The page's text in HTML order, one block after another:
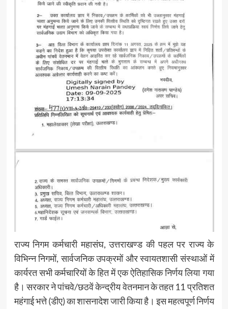
राज्य निगम कर्मचारी महासंघ, उत्तराखण्ड की पहल पर राज्य के
विभिन्न निगमों, सार्वजनिक उपक्रमों और स्वायतशासी संस्थाओं में
कार्यरत सभी कर्मचारियों के हित में एक ऐतिहासिक निर्णय लिया गया
है। सरकार ने पांचवे/छठवें केन्द्रीय वेतनमान के तहत 11 प्रतिशत
महंगाई भत्ते (डीए) का शासनादेश जारी किया है। इस महत्वपूर्ण निर्णय